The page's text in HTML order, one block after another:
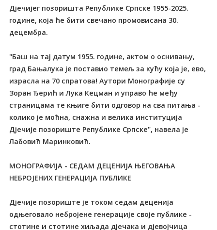
Дјечијег позоришта Републике Српске 1955-2025.
године, која ће бити свечано промовисана 30.
децембра.
"Баш на тај датум 1955. године, актом о оснивању,
град Бањалука је поставио темељ за кућу која је, ево,
израсла на 70 спратова! Аутори Монографије су
Зоран Ђерић и Лука Кецман и управо ће међу
страницама те књиге бити одговор на сва питања -
колико је моћна, снажна и велика институција
Дјечије позориште Републике Српске", навела је
Лабовић Маринковић.
МОНОГРАФИЈА - СЕДАМ ДЕЦЕНИЈА ЊЕГОВАЊА
НЕБРОЈЕНИХ ГЕНЕРАЦИЈА ПУБЛИКЕ
Дјечије позориште је током седам деценија
одњеговало небројене генерације своје публике -
стотине и стотине хиљада дјечака и дјевојчица